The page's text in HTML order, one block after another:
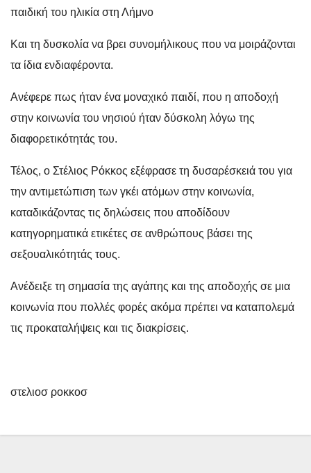
παιδική του ηλικία στη Λήμνο
Και τη δυσκολία να βρει συνομήλικους που να μοιράζονται
τα ίδια ενδιαφέροντα.
Ανέφερε πως ήταν ένα μοναχικό παιδί, που η αποδοχή
στην κοινωνία του νησιού ήταν δύσκολη λόγω της
διαφορετικότητάς του.
Τέλος, ο Στέλιος Ρόκκος εξέφρασε τη δυσαρέσκειά του για
την αντιμετώπιση των γκέι ατόμων στην κοινωνία,
καταδικάζοντας τις δηλώσεις που αποδίδουν
κατηγορηματικά ετικέτες σε ανθρώπους βάσει της
σεξουαλικότητάς τους.
Ανέδειξε τη σημασία της αγάπης και της αποδοχής σε μια
κοινωνία που πολλές φορές ακόμα πρέπει να καταπολεμά
τις προκαταλήψεις και τις διακρίσεις.
στελιοσ ροκκοσ